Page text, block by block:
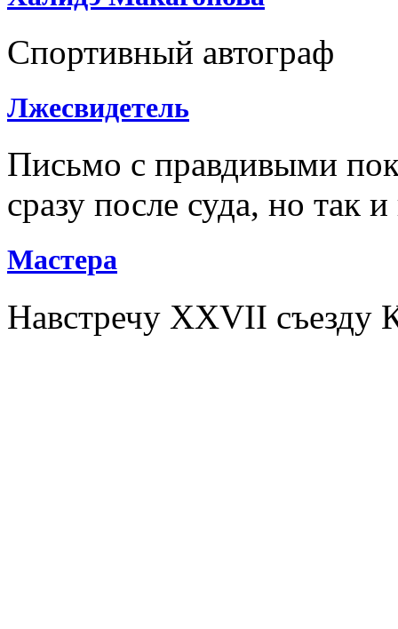
Спортивный автограф
Лжесвидетель
Письмо с правдивыми
сразу после суда, но так
Мастера
Навстречу XXVII